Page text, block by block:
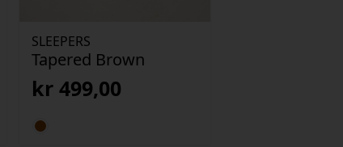
SLEEPERS
Tapered Brown
kr 499,00